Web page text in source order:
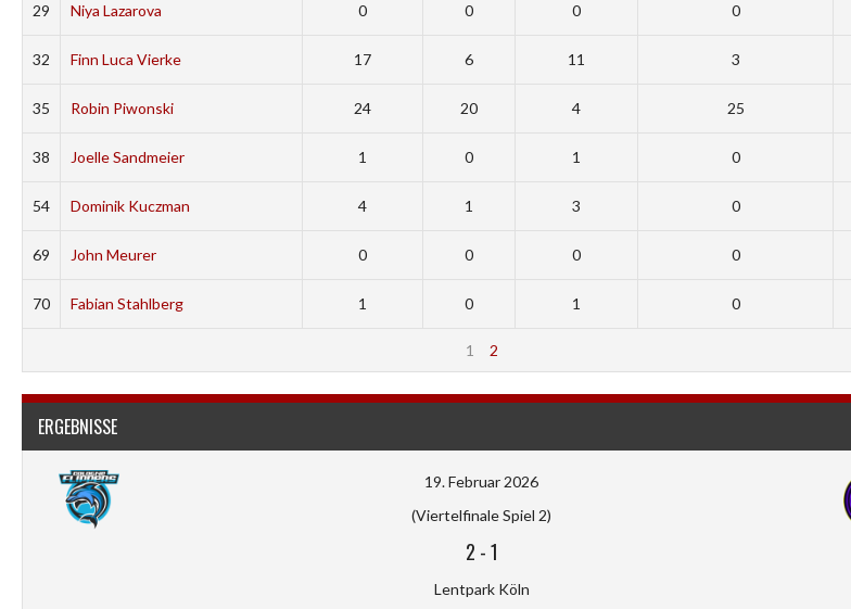
29 Niya Lazarova 0 0 0 0
32 Finn Luca Vierke 17 6 11 3
35 Robin Piwonski 24 20 4 25
38 Joelle Sandmeier 1 0 1 0
54 Dominik Kuczman 4 1 3 0
69 John Meurer 0 0 0 0
70 Fabian Stahlberg 1 0 1 0
1 2
ERGEBNISSE
19. Februar 2026
(Viertelfinale Spiel 2)
2 -1
Lentpark Köln